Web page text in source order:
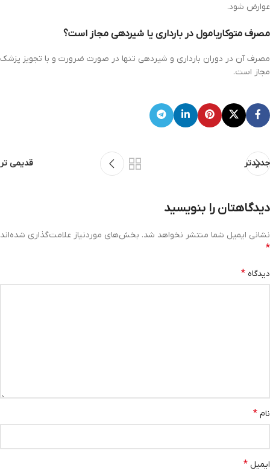
عوارض شود.
مصرف متوکاربامول در بارداری یا شیردهی مجاز است؟
مصرف آن در دوران بارداری و شیردهی تنها در صورت ضرورت و با تجویز پزشک
مجاز است.
جدیدتر قدیمی تر
دیدگاهتان را بنویسید
نشانی ایمیل شما منتشر نخواهد شد. بخش‌های موردنیاز علامت‌گذاری شده‌اند
*
دیدگاه *
نام *
ایمیل *